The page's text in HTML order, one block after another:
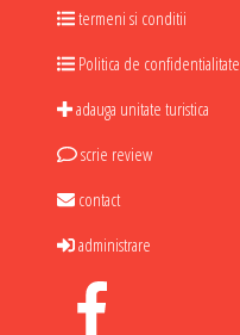
termeni si conditii
Politica de confidentialitate
adauga unitate turistica
scrie review
contact
administrare